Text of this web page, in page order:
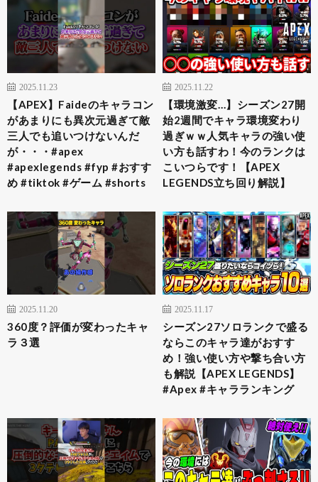
2025.11.23
【APEX】Faideのキャラコン
があまりにも異次元過ぎて敵
三人でも追いつけないんだ
が・・・#apex
#apexlegends #fyp #おすす
め #tiktok #ゲーム #shorts
2025.11.22
【環境激変…】シーズン27開
始2週間でキャラ環境変わり
過ぎｗｗ人気キャラの強い使
い方も話すわ！今のランクは
こいつらです！【APEX
LEGENDS立ち回り解説】
2025.11.20
360度？評価が変わったキャ
ラ３選
2025.11.17
シーズン27ソロランクで盛る
ならこのキャラ達がおすす
め！強い使い方や撃ち合い方
も解説【APEX LEGENDS】
#Apex #キャラランキング